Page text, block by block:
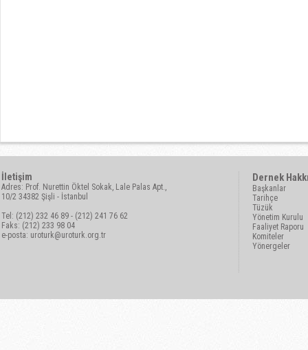
İletişim
Adres: Prof. Nurettin Öktel Sokak, Lale Palas Apt.,
10/2 34382 Şişli - İstanbul
Tel: (212) 232 46 89 - (212) 241 76 62
Faks: (212) 233 98 04
e-posta: uroturk@uroturk.org.tr
Dernek
Başkanlar
Tarihçe
Tüzük
Yönetim Kurulu
Faaliyet Raporu
Komiteler
Yönergeler